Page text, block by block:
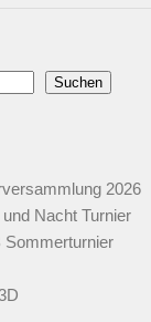
Suchen
2026
Nacht Turnier
Sommerturnier